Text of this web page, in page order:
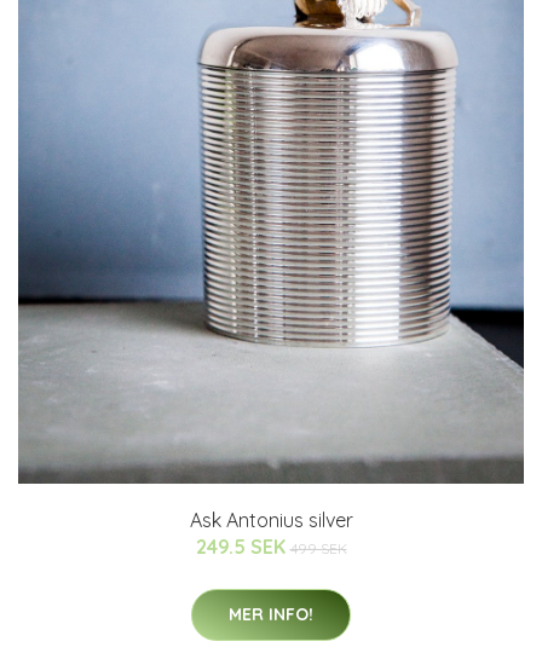
Ask Antonius silver
249.5 SEK 499 SEK
MER INFO!